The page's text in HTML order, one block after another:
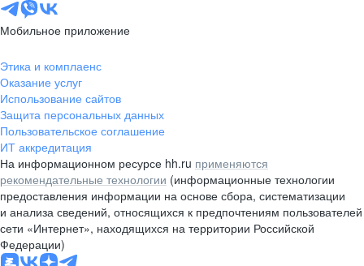
Мобильное приложение
Этика и комплаенс
Оказание услуг
Использование сайтов
Защита персональных данных
Пользовательское соглашение
ИТ аккредитация
На информационном ресурсе hh.ru применяются
рекомендательные технологии (информационные технологии
предоставления информации на основе сбора, систематизации
и анализа сведений, относящихся к предпочтениям пользователей
сети «Интернет», находящихся на территории Российской
Федерации)